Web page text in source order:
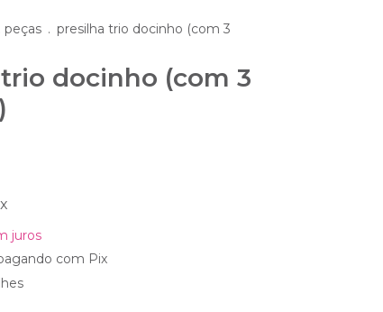
peças . presilha trio docinho (com 3
docinho (com 3
juros
com Pix